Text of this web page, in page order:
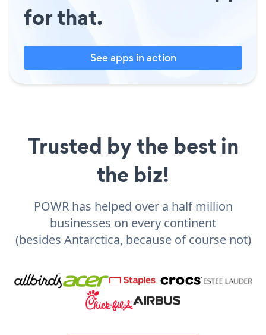
for that.
See apps in action
Trusted by the best in
the biz!
POWR has helped over a half million
businesses on every continent
(besides Antarctica, because of course not)